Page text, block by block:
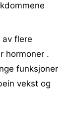
flere
hormoner .
funksjoner
vekst og